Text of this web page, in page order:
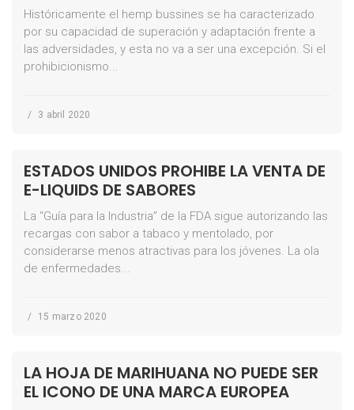
Históricamente el hemp bussines se ha caracterizado
por su capacidad de superación y adaptación frente a
las adversidades, y esta no va a ser una excepción. Si el
prohibicionismo...
/ 3 abril 2020
ESTADOS UNIDOS PROHIBE LA VENTA DE
E-LIQUIDS DE SABORES
La “Guía para la Industria” de la FDA sigue autorizando las
recargas con sabor a tabaco y mentolado, por
considerarse menos atractivas para los jóvenes. La ola
de enfermedades...
/ 15 marzo 2020
LA HOJA DE MARIHUANA NO PUEDE SER
EL ICONO DE UNA MARCA EUROPEA